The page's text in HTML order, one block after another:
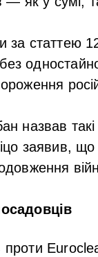
за статтею
назвав
заявив,